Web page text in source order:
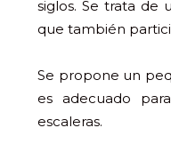
siglos. Se trata de
que también
Se propone un
es adecuado
escaleras.